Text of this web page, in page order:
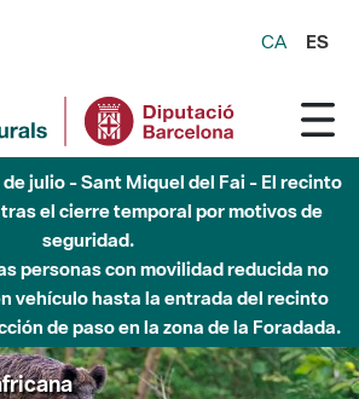
CA ES
julio - Sant Miquel del Fai - El recinto
el cierre temporal por motivos de
seguridad.
personas con movilidad reducida no
vehículo hasta la entrada del recinto
de paso en la zona de la Foradada.